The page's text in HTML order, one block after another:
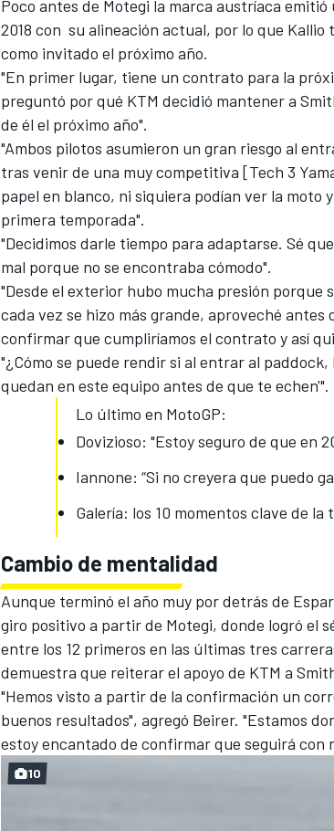
MÁS CATEGORÍAS
Poco antes de Motegi la marca austríaca
2018 con su alineación actual, por lo que Kallio
como invitado el próximo año.
"En primer lugar, tiene un contrato para la
preguntó por qué KTM decidió mantener a
de él el próximo año".
"Ambos pilotos asumieron un gran riesgo al
tras venir de una muy competitiva [Tech 3
papel en blanco, ni siquiera podían ver la moto
primera temporada".
"Decidimos darle tiempo para adaptarse. Sé
mal porque no se encontraba cómodo".
"Desde el exterior hubo mucha presión porque
cada vez se hizo más grande, aproveché
confirmar que cumpliríamos el contrato y así
"¿Cómo se puede rendir si al entrar al
quedan en este equipo antes de que te echen'".
Lo último en MotoGP:
Dovizioso: "Estoy seguro de que en
Iannone: “Si no creyera que puedo
Galería: los 10 momentos clave de la
Cambio de mentalidad
Aunque terminó el año muy por detrás de
giro positivo a partir de Motegi, donde logró el
entre los 12 primeros en las últimas tres
demuestra que reiterar el apoyo de KTM a
"Hemos visto a partir de la confirmación un
buenos resultados", agregó Beirer. "Estamos
estoy encantado de confirmar que seguirá con
10